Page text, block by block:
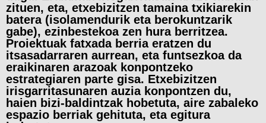
zituen, eta, etxebizitzen tamaina txikiarekin
batera (isolamendurik eta berokuntzarik
gabe), ezinbestekoa zen hura berritzea.
Proiektuak fatxada berria eratzen du
itsasadarraren aurrean, eta funtsezkoa da
eraikinaren arazoak konpontzeko
estrategiaren parte gisa. Etxebizitzen
irisgarritasunaren auzia konpontzen du,
haien bizi-baldintzak hobetuta, aire zabaleko
espazio berriak gehituta, eta egitura